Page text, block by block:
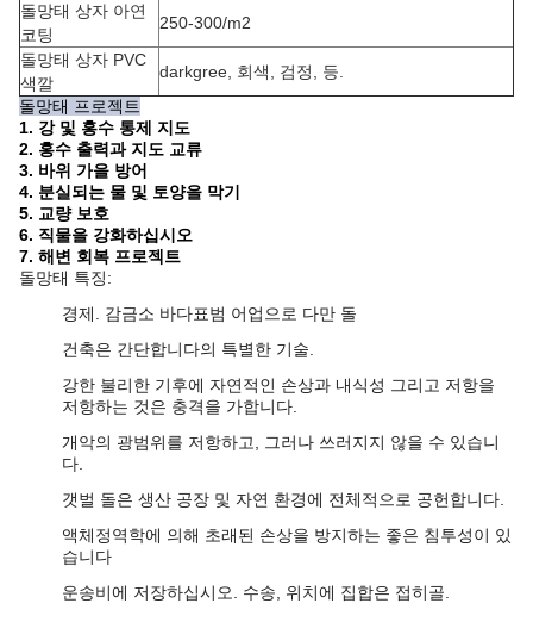
돌망태 상자 아연
코팅
250-300/m2
돌망태 상자 PVC
색깔
darkgree, 회색, 검정, 등.
돌망태 프로젝트
1. 강 및 홍수 통제 지도
2. 홍수 출력과 지도 교류
3. 바위 가을 방어
4. 분실되는 물 및 토양을 막기
5. 교량 보호
6. 직물을 강화하십시오
7. 해변 회복 프로젝트
돌망태 특징:
경제. 감금소 바다표범 어업으로 다만 돌
건축은 간단합니다의 특별한 기술.
강한 불리한 기후에 자연적인 손상과 내식성 그리고 저항을
저항하는 것은 충격을 가합니다.
개악의 광범위를 저항하고, 그러나 쓰러지지 않을 수 있습니
다.
갯벌 돌은 생산 공장 및 자연 환경에 전체적으로 공헌합니다.
액체정역학에 의해 초래된 손상을 방지하는 좋은 침투성이 있
습니다
운송비에 저장하십시오. 수송, 위치에 집합은 접히골.